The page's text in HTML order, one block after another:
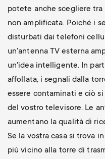
potete anche scegliere
non amplificata. Poiché i
disturbati dai telefoni
un'antenna TV esterna
un'idea intelligente. In
affollata, i segnali dalla
essere contaminati e ciò
del vostro televisore. Le
aumentano la qualità di
Se la vostra casa si trova
più vicino alla torre di